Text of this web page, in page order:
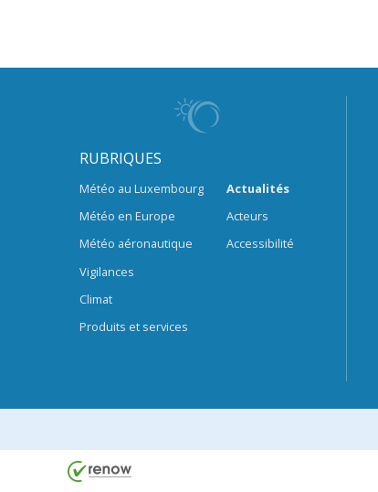
RUBRIQUES
Météo au Luxembourg
Météo en Europe
Météo aéronautique
Vigilances
Climat
Produits et services
Actualités
Acteurs
Accessibilité